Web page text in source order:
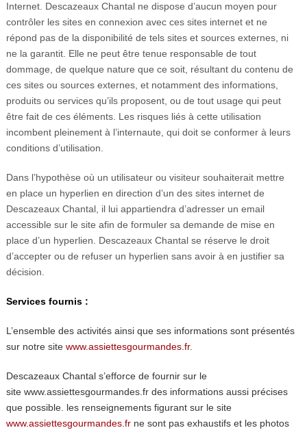
Internet. Descazeaux Chantal ne dispose d’aucun moyen pour
contrôler les sites en connexion avec ces sites internet et ne
répond pas de la disponibilité de tels sites et sources externes, ni
ne la garantit. Elle ne peut être tenue responsable de tout
dommage, de quelque nature que ce soit, résultant du contenu de
ces sites ou sources externes, et notamment des informations,
produits ou services qu’ils proposent, ou de tout usage qui peut
être fait de ces éléments. Les risques liés à cette utilisation
incombent pleinement à l’internaute, qui doit se conformer à leurs
conditions d’utilisation.
Dans l’hypothèse où un utilisateur ou visiteur souhaiterait mettre
en place un hyperlien en direction d’un des sites internet de
Descazeaux Chantal, il lui appartiendra d’adresser un email
accessible sur le site afin de formuler sa demande de mise en
place d’un hyperlien. Descazeaux Chantal se réserve le droit
d’accepter ou de refuser un hyperlien sans avoir à en justifier sa
décision.
Services fournis :
L’ensemble des activités ainsi que ses informations sont présentés
sur notre site www.assiettesgourmandes.fr.
Descazeaux Chantal s’efforce de fournir sur le
site www.assiettesgourmandes.fr des informations aussi précises
que possible. les renseignements figurant sur le site
www.assiettesgourmandes.frne sont pas exhaustifs et les photos